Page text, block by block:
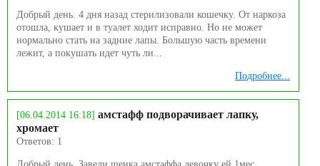
Добрый день. 4 дня назад стерилизовали кошечку. От наркоза
отошла, кушает и в туалет ходит исправно. Но не может
нормально стать на задние лапы. Большую часть времени
лежит, а покушать идет чуть ли...
Подробнее...
[06.04.2014 16:18] амстафф подворачивает лапку,
хромает
Ответов: 1